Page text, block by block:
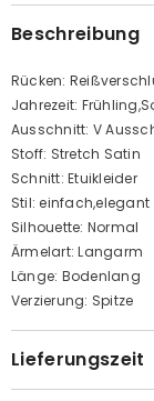
Beschreibung
Rücken:
Jahrezeit:
Ausschnitt: V
Stoff: Stretch Satin
Schnitt: Etuikleider
Stil: einfach,elegant
Silhouette: Normal
Ärmelart: Langarm
Länge: Bodenlang
Verzierung: Spitze
Lieferungszeit